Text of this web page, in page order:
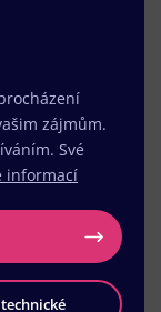
zájmům.
Své
informací
technické